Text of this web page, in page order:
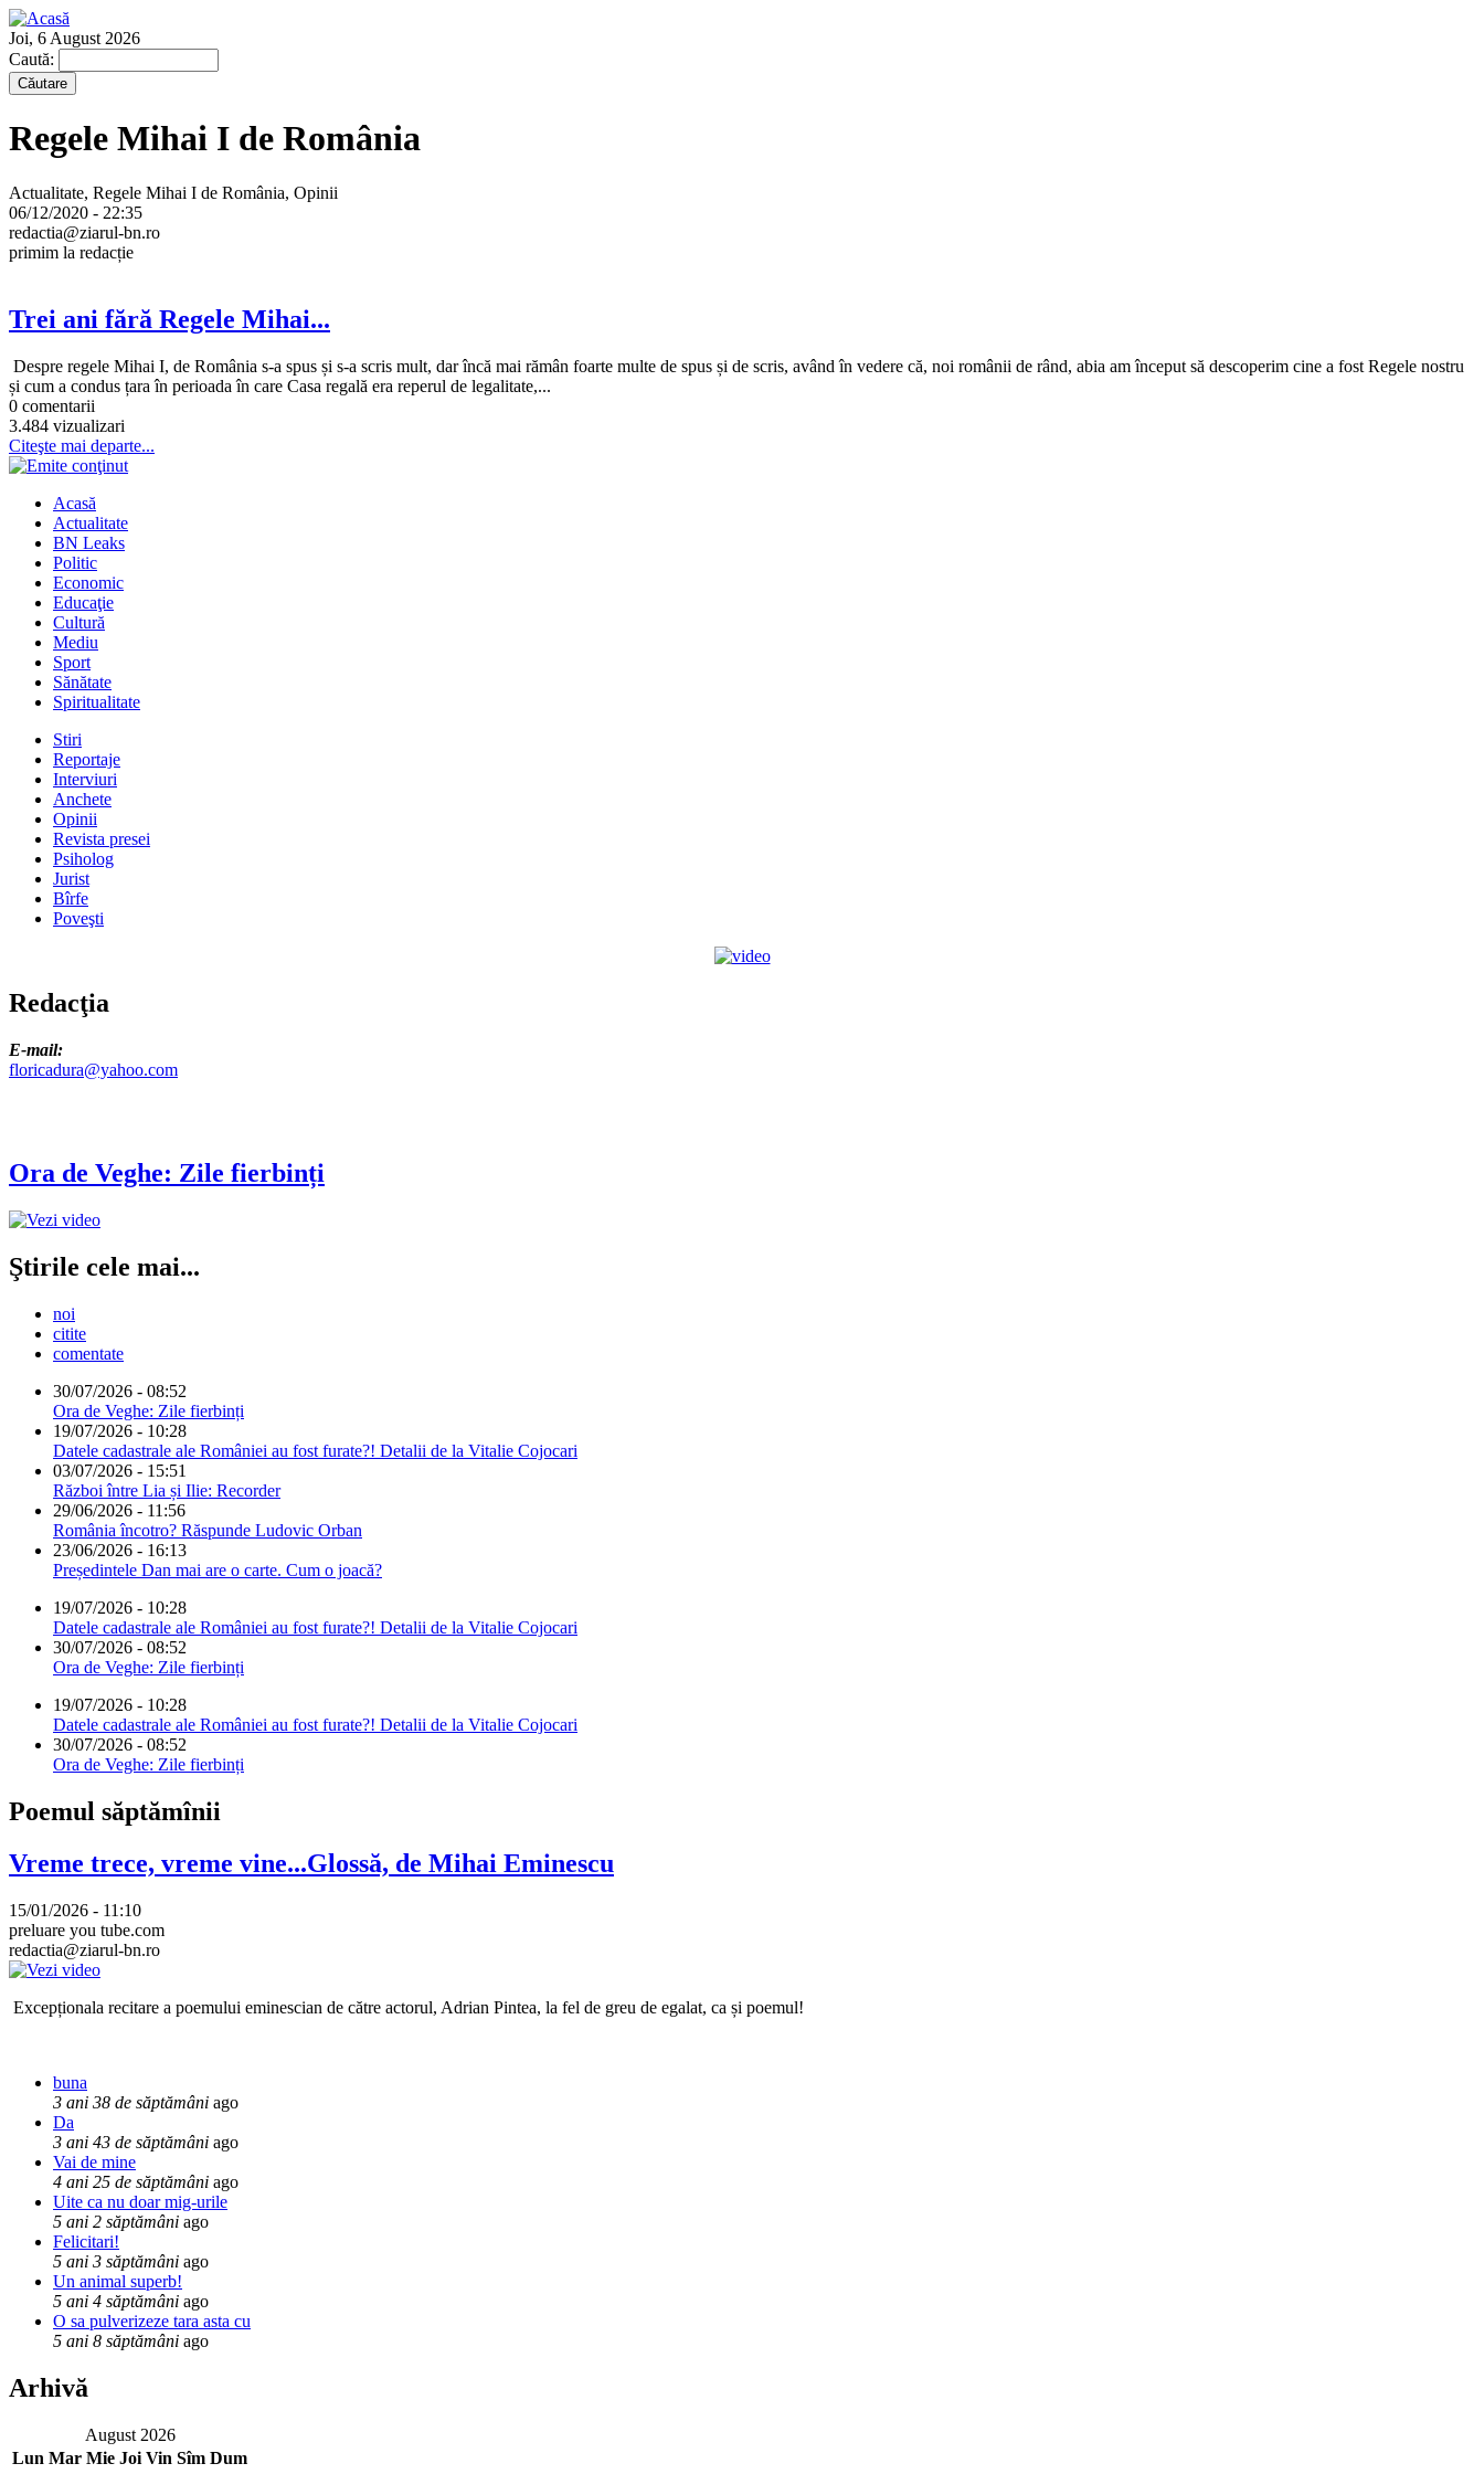
Joi, 6 August 2026
Caută:
Regele Mihai I de România
Actualitate, Regele Mihai I de România, Opinii
06/12/2020 - 22:35
redactia@ziarul-bn.ro
primim la redacție
Trei ani fără Regele Mihai...
Despre regele Mihai I, de România s-a spus și s-a scris mult, dar încă mai rămân foarte multe de spus și de scris, având în vedere că, noi românii de rând, abia am început să descoperim cine a fost Regele nostru
și cum a condus țara în perioada în care Casa regală era reperul de legalitate,...
0 comentarii
3.484 vizualizari
Citeşte mai departe...
Acasă
Actualitate
BN Leaks
Politic
Economic
Educaţie
Cultură
Mediu
Sport
Sănătate
Spiritualitate
Stiri
Reportaje
Interviuri
Anchete
Opinii
Revista presei
Psiholog
Jurist
Bîrfe
Poveşti
Redacţia
E-mail:
floricadura@yahoo.com
Ora de Veghe: Zile fierbinți
Ştirile cele mai...
noi
citite
comentate
30/07/2026 - 08:52
Ora de Veghe: Zile fierbinți
19/07/2026 - 10:28
Datele cadastrale ale României au fost furate?! Detalii de la Vitalie Cojocari
03/07/2026 - 15:51
Război între Lia și Ilie: Recorder
29/06/2026 - 11:56
România încotro? Răspunde Ludovic Orban
23/06/2026 - 16:13
Președintele Dan mai are o carte. Cum o joacă?
19/07/2026 - 10:28
Datele cadastrale ale României au fost furate?! Detalii de la Vitalie Cojocari
30/07/2026 - 08:52
Ora de Veghe: Zile fierbinți
19/07/2026 - 10:28
Datele cadastrale ale României au fost furate?! Detalii de la Vitalie Cojocari
30/07/2026 - 08:52
Ora de Veghe: Zile fierbinți
Poemul săptămînii
Vreme trece, vreme vine...Glossă, de Mihai Eminescu
15/01/2026 - 11:10
preluare you tube.com
redactia@ziarul-bn.ro
Excepționala recitare a poemului eminescian de către actorul, Adrian Pintea, la fel de greu de egalat, ca și poemul!
buna
3 ani 38 de săptămâni ago
Da
3 ani 43 de săptămâni ago
Vai de mine
4 ani 25 de săptămâni ago
Uite ca nu doar mig-urile
5 ani 2 săptămâni ago
Felicitari!
5 ani 3 săptămâni ago
Un animal superb!
5 ani 4 săptămâni ago
O sa pulverizeze tara asta cu
5 ani 8 săptămâni ago
Arhivă
August 2026
Lun Mar Mie Joi Vin Sîm Dum